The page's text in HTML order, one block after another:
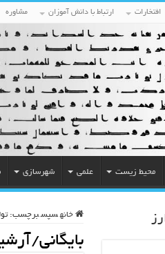
افتخارات ارتباط با دانش آموزان مشاوره
محیط زیست علمی شهرسازی
خانه سپس برچسب:
بایگانی/